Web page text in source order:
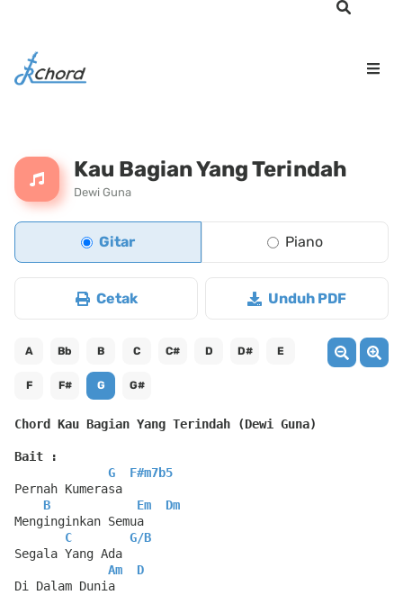
Kau Bagian Yang Terindah
Dewi Guna
Gitar Piano
Cetak Unduh PDF
A Bb B C C# D D# E
F F# G G#
Chord Kau Bagian Yang Terindah (Dewi Guna)
Bait :
G
F#m7b5
Pernah Kumerasa
B
Em
Dm
Menginginkan Semua
C
G/B
Segala Yang Ada
Am
D
Di Dalam Dunia